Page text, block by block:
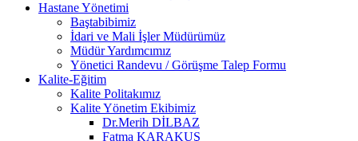
Hastane Yönetimi
Baştabibimiz
İdari ve Mali İşler Müdürümüz
Müdür Yardımcımız
Yönetici Randevu / Görüşme Talep Formu
Kalite-Eğitim
Kalite Politakımız
Kalite Yönetim Ekibimiz
Dr.Merih DİLBAZ
Fatma KARAKUŞ